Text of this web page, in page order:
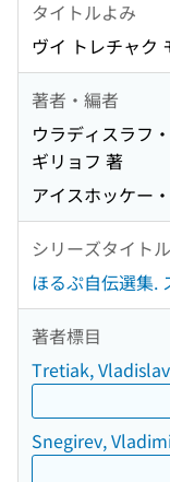
タイトルよみ
ヴイ トレチャク
著者・編者
ウラディスラフ
ギリョフ 著
アイスホッケー
シリーズタイトル
ほるぷ自伝選集.
著者標目
Tretiak,
Snegirev,